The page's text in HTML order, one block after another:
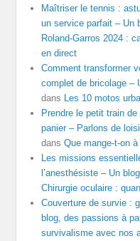
Maîtriser le tennis :
un service parfait – Un
Roland-Garros 2024 :
en direct
Comment transformer
complet de bricolage –
dans Les 10 motos
Prendre le petit train
panier – Parlons de
dansQue mange-t-on
Les missions
l’anesthésiste – Un
Chirurgie oculaire :
Couverture de survie :
blog, des passions à
survivalisme avec nos